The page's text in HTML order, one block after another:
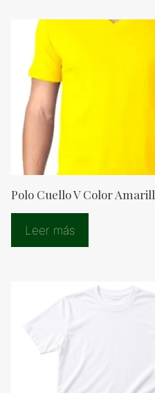
Polo Cuello V Color
Leer más